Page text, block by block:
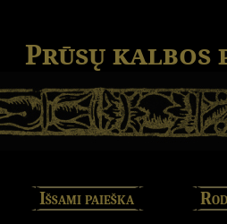
Prūsų kalbos
Išsami paieška